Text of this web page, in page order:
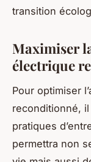
transition
Maximiser
électrique
Pour optimiser
reconditionné,
pratiques
permettra non